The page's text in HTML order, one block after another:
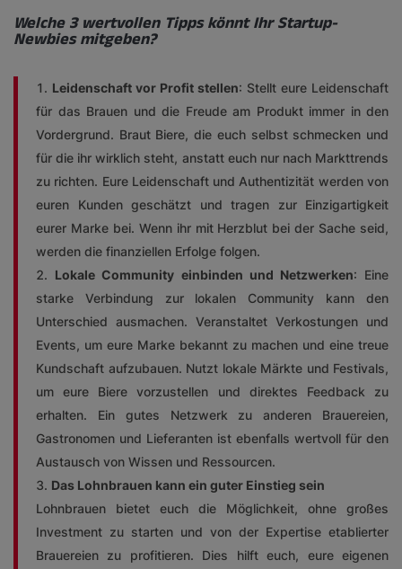
Welche 3 wertvollen Tipps könnt Ihr Startup-
Newbies mitgeben?
Leidenschaft vor Profit stellen: Stellt eure Leidenschaft
für das Brauen und die Freude am Produkt immer in den
Vordergrund. Braut Biere, die euch selbst schmecken und
für die ihr wirklich steht, anstatt euch nur nach Markttrends
zu richten. Eure Leidenschaft und Authentizität werden von
euren Kunden geschätzt und tragen zur Einzigartigkeit
eurer Marke bei. Wenn ihr mit Herzblut bei der Sache seid,
werden die finanziellen Erfolge folgen.
Lokale Community einbinden und Netzwerken: Eine
starke Verbindung zur lokalen Community kann den
Unterschied ausmachen. Veranstaltet Verkostungen und
Events, um eure Marke bekannt zu machen und eine treue
Kundschaft aufzubauen. Nutzt lokale Märkte und Festivals,
um eure Biere vorzustellen und direktes Feedback zu
erhalten. Ein gutes Netzwerk zu anderen Brauereien,
Gastronomen und Lieferanten ist ebenfalls wertvoll für den
Austausch von Wissen und Ressourcen.
Das Lohnbrauen kann ein guter Einstieg sein
Lohnbrauen bietet euch die Möglichkeit, ohne großes
Investment zu starten und von der Expertise etablierter
Brauereien zu profitieren. Dies hilft euch, eure eigenen